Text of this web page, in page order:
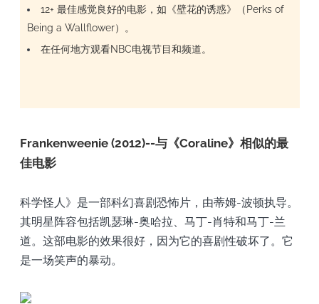
12+ 最佳感觉良好的电影，如《壁花的诱惑》（Perks of
Being a Wallflower）。
在任何地方观看NBC电视节目和频道。
Frankenweenie (2012)--与《Coraline》相似的最
佳电影
科学怪人》是一部科幻喜剧恐怖片，由蒂姆-波顿执导。
其明星阵容包括凯瑟琳-奥哈拉、马丁-肖特和马丁-兰
道。这部电影的效果很好，因为它的喜剧性破坏了。它
是一场笑声的暴动。